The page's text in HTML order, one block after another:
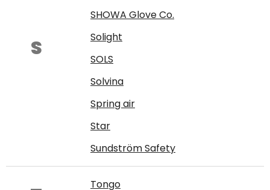
S
SHOWA Glove Co.
Solight
SOLS
Solvina
Spring air
Star
Sundström Safety
Tongo